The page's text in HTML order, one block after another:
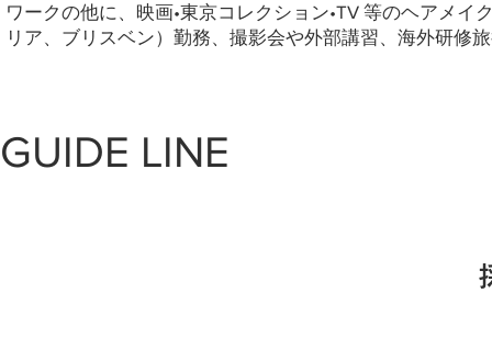
ワークの他に、映画•東京コレクション•TV 等のヘアメ
リア、ブリスベン）勤務、撮影会や外部講習、海外研修
GUIDE LINE